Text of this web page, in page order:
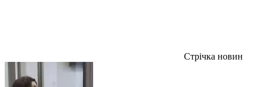
Стрічка новин